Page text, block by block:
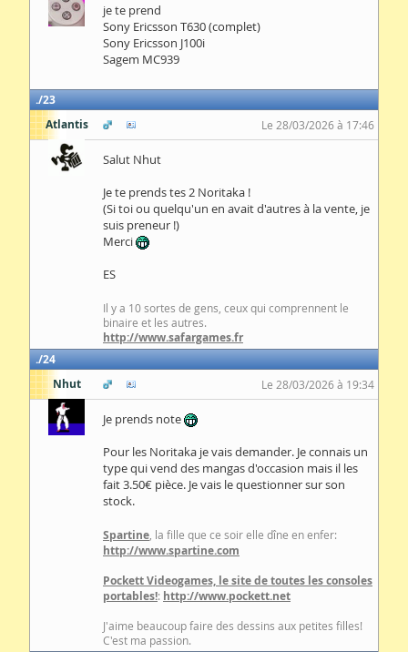
je te prend
Sony Ericsson T630 (complet)
Sony Ericsson J100i
Sagem MC939
23
Atlantis
Le 28/03/2026 à 17:46
Salut Nhut
Je te prends tes 2 Noritaka !
(Si toi ou quelqu'un en avait d'autres à la vente, je
suis preneur !)
Merci
ES
Il y a 10 sortes de gens, ceux qui comprennent le
binaire et les autres.
http://www.safargames.fr
24
Nhut
Le 28/03/2026 à 19:34
Je prends note
Pour les Noritaka je vais demander. Je connais un
type qui vend des mangas d'occasion mais il les
fait 3.50€ pièce. Je vais le questionner sur son
stock.
Spartine , la fille que ce soir elle dîne en enfer:
http://www.spartine.com
Pockett Videogames, le site de toutes les consoles
portables!: http://www.pockett.net
J'aime beaucoup faire des dessins aux petites filles!
C'est ma passion.